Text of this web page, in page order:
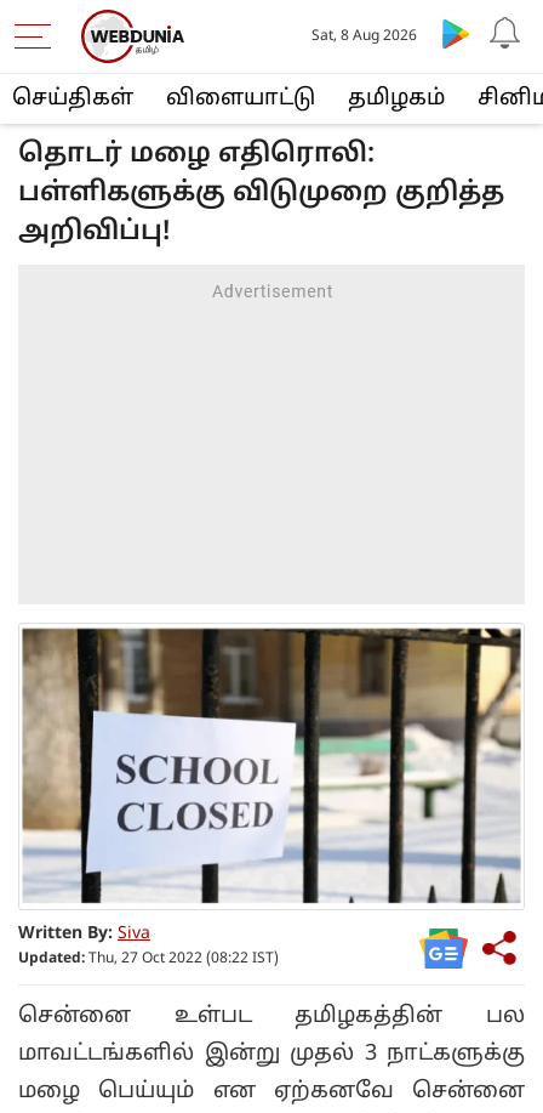
செய்திகள் விளையா‌ட்டு த‌மிழக‌ம்
Sat, 8 Aug 2026
தொடர் மழை எதிரொலி:
பள்ளிகளுக்கு விடுமுறை குறித்த
அறிவிப்பு!
Written By: Siva
Updated: Thu, 27 Oct 2022 (08:22 IST)
சென்னை உள்பட தமிழகத்தின் பல
மாவட்டங்களில் இன்று முதல் 3 நாட்களுக்கு
மழை பெய்யும் என ஏற்கனவே சென்னை